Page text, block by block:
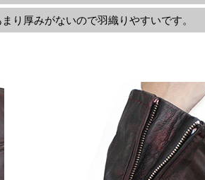
り厚みがないので羽織りやすいです。